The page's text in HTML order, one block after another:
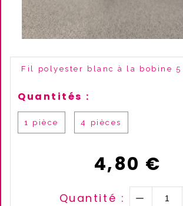
Fil polyester blanc à la bobine
Quantités :
1 pièce 4 pièces
4,80 €
Quantité :